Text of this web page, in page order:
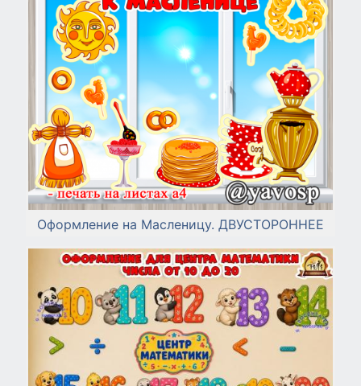
Оформление на Масленицу. ДВУСТОРОННЕЕ